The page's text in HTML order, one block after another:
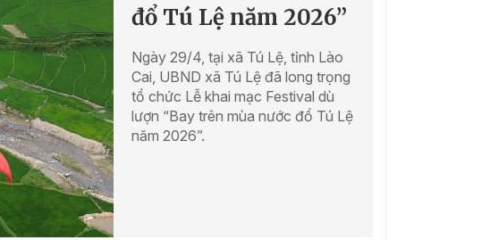
đổ Tú Lệ năm 2026”
Ngày 29/4, tại xã Tú Lệ, tỉnh Lào
Cai, UBND xã Tú Lệ đã long trọng
tổ chức Lễ khai mạc Festival dù
lượn “Bay trên mùa nước đổ Tú Lệ
năm 2026”.